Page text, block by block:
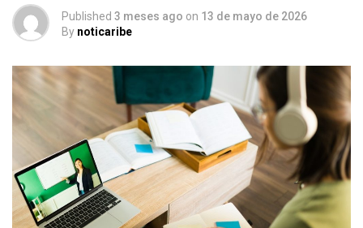
Published 3 meses ago on 13 de mayo de 2026
By noticaribe